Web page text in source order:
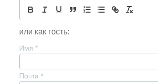
или как гость:
Имя *
Почта *